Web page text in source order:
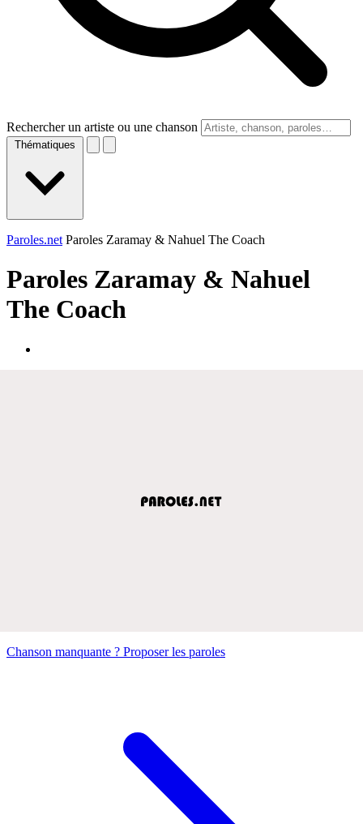
Rechercher un artiste ou une chanson
Thématiques
Paroles.net Paroles Zaramay & Nahuel The Coach
Paroles Zaramay & Nahuel
The Coach
Chanson manquante ? Proposer les paroles